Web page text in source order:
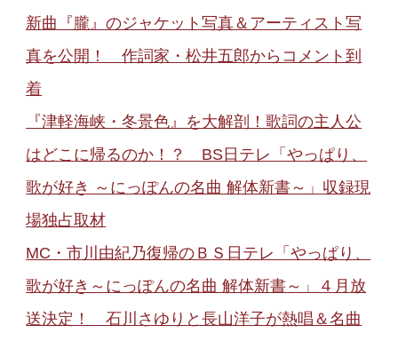
新曲『朧』のジャケット写真＆アーティスト写
真を公開！ 作詞家・松井五郎からコメント到
着
『津軽海峡・冬景色』を大解剖！歌詞の主人公
はどこに帰るのか！？ BS日テレ「やっぱり、
歌が好き ～にっぽんの名曲 解体新書～」収録現
場独占取材
MC・市川由紀乃復帰のＢＳ日テレ「やっぱり、
歌が好き～にっぽんの名曲 解体新書～」４月放
送決定！ 石川さゆりと長山洋子が熱唱＆名曲